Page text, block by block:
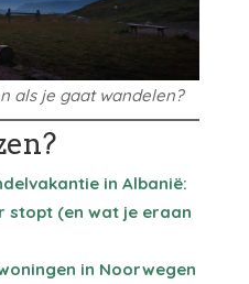
als je gaat wandelen?
in Albanië:
stopt (en wat je eraan
in Noorwegen